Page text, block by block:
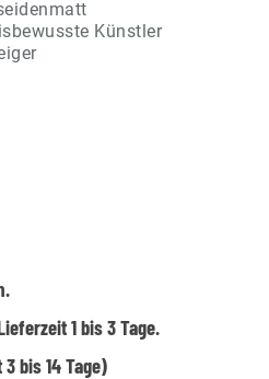
Künstler
1 bis 3 Tage.
bis 14 Tage)